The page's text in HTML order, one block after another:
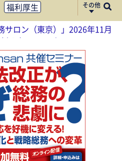
福利厚生
ョン活性化
・SDGs
調査・レポート
その他
サロン（東京）」2026年11月
阪）」2026年11月17日